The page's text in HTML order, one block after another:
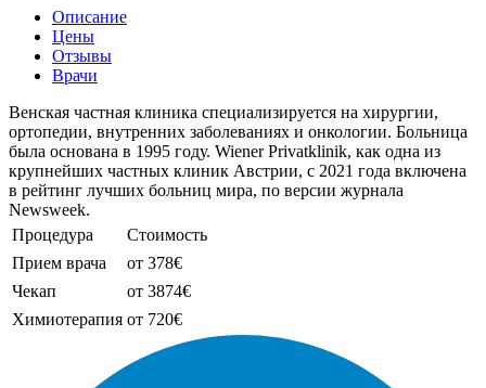
Описание
Цены
Отзывы
Врачи
Венская частная клиника специализируется на хирургии,
ортопедии, внутренних заболеваниях и онкологии. Больница
была основана в 1995 году. Wiener Privatklinik, как одна из
крупнейших частных клиник Австрии, с 2021 года включена
в рейтинг лучших больниц мира, по версии журнала
Newsweek.
Процедура
Стоимость
Прием врача
от 378€
Чекап
от 3874€
Химиотерапия от 720€